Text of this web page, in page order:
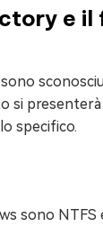
e
specifico.
sono NTFS